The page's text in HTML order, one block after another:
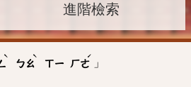
進階檢索
ˋ
ㄅㄠ
ˋ
ㄒㄧ ㄏㄜ
ˊ
」